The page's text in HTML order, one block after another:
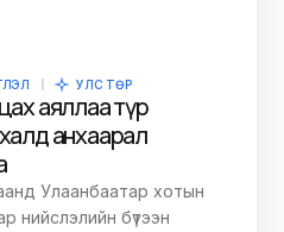
УЛС ТӨР
аяллаа түр
анхаарал
Улаанбаатар хотын
нийслэлийн бүтээн